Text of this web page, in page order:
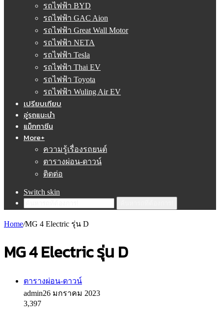
รถไฟฟ้า BYD
รถไฟฟ้า GAC Aion
รถไฟฟ้า Great Wall Motor
รถไฟฟ้า NETA
รถไฟฟ้า Tesla
รถไฟฟ้า Thai EV
รถไฟฟ้า Toyota
รถไฟฟ้า Wuling Air EV
เปรียบเทียบ
อู่รถแนะนำ
แม็กกาซีน
More+
ความรู้เรื่องรถยนต์
ตารางผ่อน-ดาวน์
ติดต่อ
Switch skin
Home/MG 4 Electric รุ่น D
MG 4 Electric รุ่น D
ตารางผ่อน-ดาวน์
admin26 มกราคม 2023
3,397